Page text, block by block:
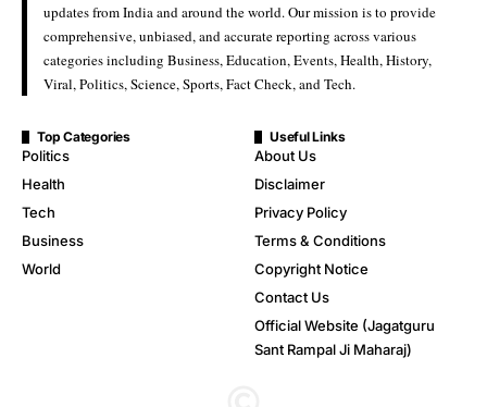
updates from India and around the world. Our mission is to provide
comprehensive, unbiased, and accurate reporting across various
categories including Business, Education, Events, Health, History,
Viral, Politics, Science, Sports, Fact Check, and Tech.
Top Categories
Politics
Health
Tech
Business
World
Useful Links
About Us
Disclaimer
Privacy Policy
Terms & Conditions
Copyright Notice
Contact Us
Official Website (Jagatguru
Sant Rampal Ji Maharaj)